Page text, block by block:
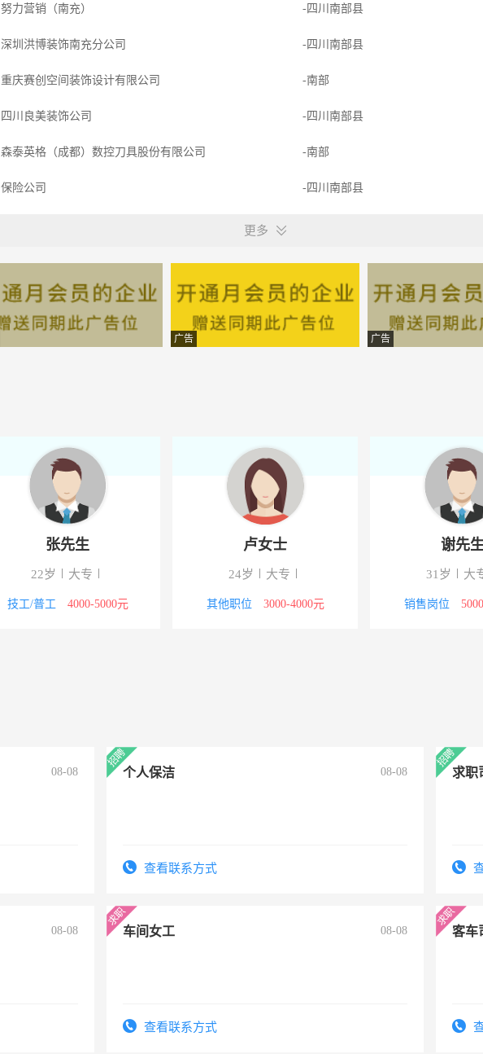
努力营销（南充） -四川南部县
深圳洪博装饰南充分公司 -四川南部县
重庆赛创空间装饰设计有限公司 -南部
四川良美装饰公司 -四川南部县
森泰英格（成都）数控刀具股份有限公司 -南部
保险公司 -四川南部县
四川童目威视数字技术有限公司 -南部
成都德智恒电子科技有限公司 -南部
成都鸿成世家家具有限责任公司 -南部
四川鼎兴消防工程有限公司
四川省华艺名匠装饰工程有限公司
四川金建防腐保温工程有限公司
更多
广告 广告
张先生
22岁 大专
技工/普工 4000-5000元
卢女士
24岁 大专
其他职位 3000-4000元
谢先
31岁 大
销售岗位
08-08 个人保洁 08-08
查看联系方式
求职
08-08 车间女工 08-08
查看联系方式
客车